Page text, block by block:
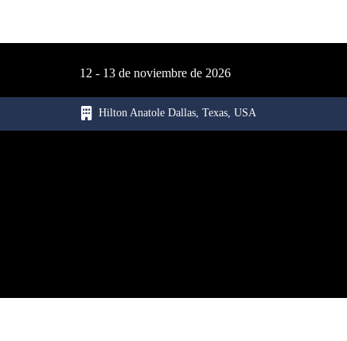
12 - 13 de noviembre de 2026
Hilton Anatole Dallas, Texas, USA